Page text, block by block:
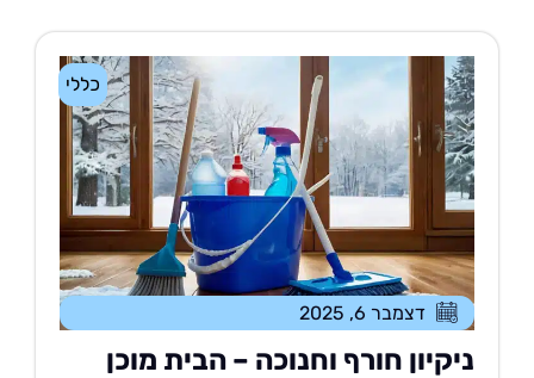
כללי
דצמבר 6, 2025
חורף וחנוכה – הבית מוכן